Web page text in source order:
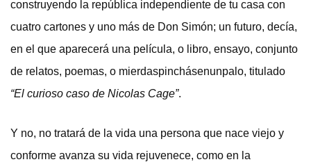
construyendo la república independiente de tu casa con
cuatro cartones y uno más de Don Simón; un futuro, decía,
en el que aparecerá una película, o libro, ensayo, conjunto
de relatos, poemas, o mierdaspinchásenunpalo, titulado
“El curioso caso de Nicolas Cage”.
Y no, no tratará de la vida una persona que nace viejo y
conforme avanza su vida rejuvenece, como en la